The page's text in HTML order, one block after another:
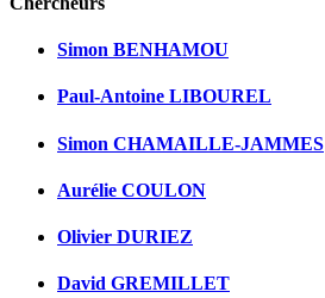
Simon BENHAMOU
Paul-Antoine LIBOUREL
Simon CHAMAILLE-JAMMES
Aurélie COULON
Olivier DURIEZ
David GREMILLET